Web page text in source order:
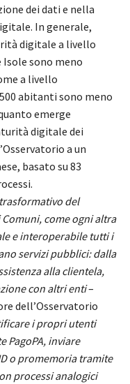
dei dati e nella
In generale,
digitale a livello
Isole sono meno
a livello
abitanti sono meno
emerge
digitale dei
a un
basato su 83
del
come ogni altra
e interoperabile tutti i
servizi pubblici: dalla
alla clientela,
con altri enti–
dell’Osservatorio
i propri utenti
PagoPA, inviare
o promemoria tramite
processi analogici